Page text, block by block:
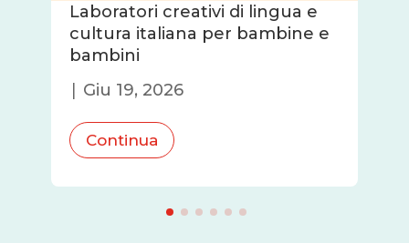
Laboratori creativi di lingua e
cultura italiana per bambine e
bambini
| Giu 19, 2026
Continua